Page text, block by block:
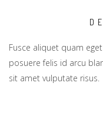
Fusce aliquet quam
posuere felis id arcu
sit amet vulputate risus.